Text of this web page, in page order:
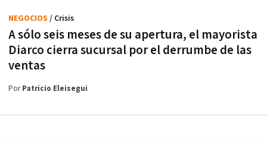
A sólo seis meses de su apertura, el mayorista
Diarco cierra sucursal por el derrumbe de las
ventas
NEGOCIOS / Crisis
PorPatricio Eleisegui